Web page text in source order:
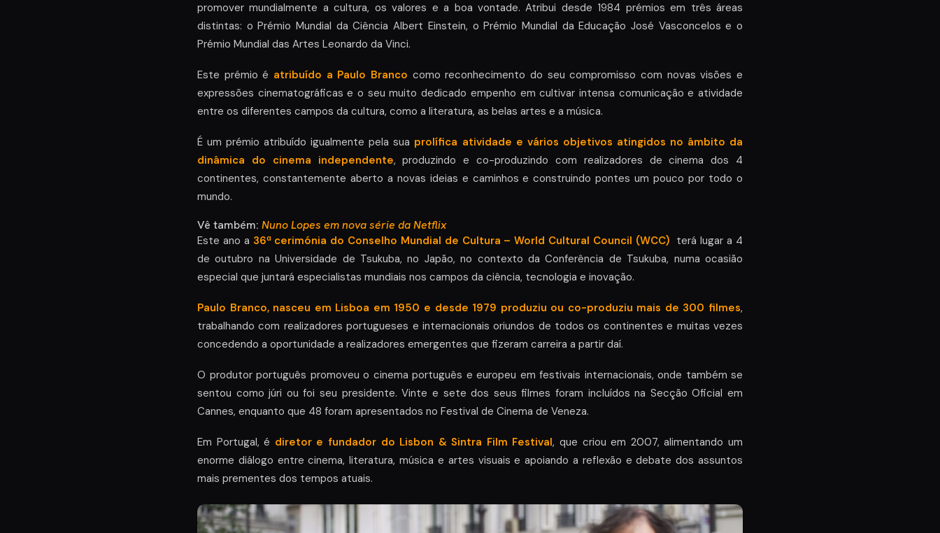
promover mundialmente a cultura, os valores e a boa vontade. Atribui desde 1984 prémios em três áreas
distintas: o Prémio Mundial da Ciência Albert Einstein, o Prémio Mundial da Educação José Vasconcelos e o
Prémio Mundial das Artes Leonardo da Vinci.
Este prémio é atribuído a Paulo Branco como reconhecimento do seu compromisso com novas visões e
expressões cinematográficas e o seu muito dedicado empenho em cultivar intensa comunicação e atividade
entre os diferentes campos da cultura, como a literatura, as belas artes e a música.
É um prémio atribuído igualmente pela sua prolífica atividade e vários objetivos atingidos no âmbito da
dinâmica do cinema independente, produzindo e co-produzindo com realizadores de cinema dos 4
continentes, constantemente aberto a novas ideias e caminhos e construindo pontes um pouco por todo o
mundo.
Vê também: Nuno Lopes em nova série da Netflix
Este ano a 36ª cerimónia do Conselho Mundial de Cultura – World Cultural Council (WCC) terá lugar a 4
de outubro na Universidade de Tsukuba, no Japão, no contexto da Conferência de Tsukuba, numa ocasião
especial que juntará especialistas mundiais nos campos da ciência, tecnologia e inovação.
Paulo Branco, nasceu em Lisboa em 1950 e desde 1979 produziu ou co-produziu mais de 300 filmes,
trabalhando com realizadores portugueses e internacionais oriundos de todos os continentes e muitas vezes
concedendo a oportunidade a realizadores emergentes que fizeram carreira a partir daí.
O produtor português promoveu o cinema português e europeu em festivais internacionais, onde também se
sentou como júri ou foi seu presidente. Vinte e sete dos seus filmes foram incluídos na Secção Oficial em
Cannes, enquanto que 48 foram apresentados no Festival de Cinema de Veneza.
Em Portugal, é diretor e fundador do Lisbon & Sintra Film Festival, que criou em 2007, alimentando um
enorme diálogo entre cinema, literatura, música e artes visuais e apoiando a reflexão e debate dos assuntos
mais prementes dos tempos atuais.